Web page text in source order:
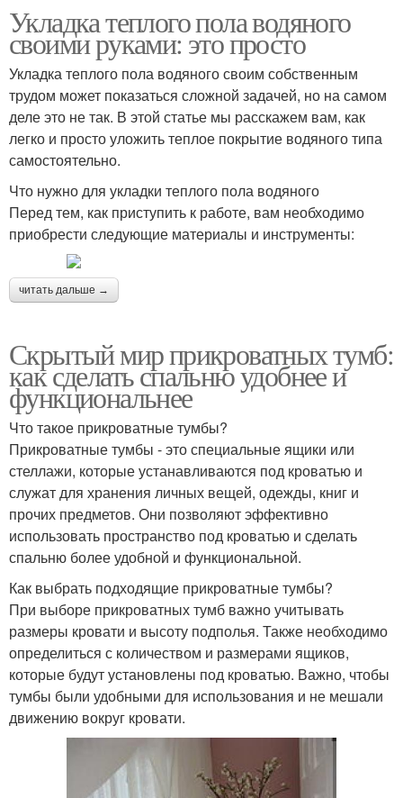
Укладка теплого пола водяного
своими руками: это просто
Укладка теплого пола водяного своим собственным
трудом может показаться сложной задачей, но на самом
деле это не так. В этой статье мы расскажем вам, как
легко и просто уложить теплое покрытие водяного типа
самостоятельно.
Что нужно для укладки теплого пола водяного
Перед тем, как приступить к работе, вам необходимо
приобрести следующие материалы и инструменты:
читать дальше →
Скрытый мир прикроватных тумб:
как сделать спальню удобнее и
функциональнее
Что такое прикроватные тумбы?
Прикроватные тумбы - это специальные ящики или
стеллажи, которые устанавливаются под кроватью и
служат для хранения личных вещей, одежды, книг и
прочих предметов. Они позволяют эффективно
использовать пространство под кроватью и сделать
спальню более удобной и функциональной.
Как выбрать подходящие прикроватные тумбы?
При выборе прикроватных тумб важно учитывать
размеры кровати и высоту подполья. Также необходимо
определиться с количеством и размерами ящиков,
которые будут установлены под кроватью. Важно, чтобы
тумбы были удобными для использования и не мешали
движению вокруг кровати.